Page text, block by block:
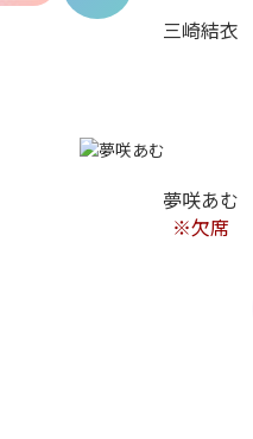
三崎結衣
夢咲あむ
※欠席